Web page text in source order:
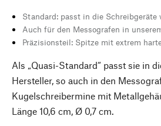
Standard: passt in die Schreibgeräte
Auch für den Messografen in
Präzisionsteil: Spitze mit extrem
Als „Quasi-Standard“ passt sie in
Hersteller, so auch in den
Kugelschreibermine mit
Länge 10,6 cm, Ø 0,7 cm.